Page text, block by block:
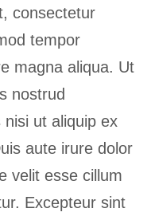
consectetur
tempor
magna aliqua. Ut
nostrud
ut aliquip ex
aute irure dolor
velit esse cillum
Excepteur sint